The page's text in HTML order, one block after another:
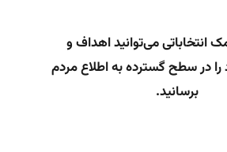
انتخاباتی می‌توانید اهداف و
را در سطح گسترده به اطلاع مردم
برسانید.